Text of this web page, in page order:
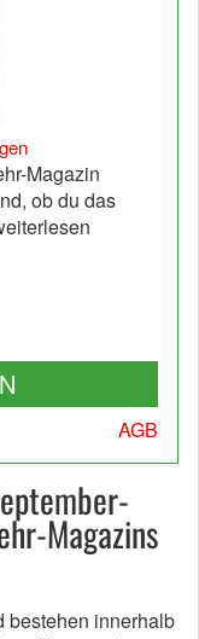
Magazin
ob du das
AGB
Magazins
bestehen innerhalb